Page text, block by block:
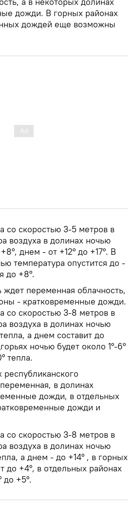
дожди. В горных районах
дождей еще возможны
со скоростью 3-5 метров в
воздуха в долинах ночью
днем ​​- от +12° до +17°. В
температура опустится до -
до ​​+8°.
ждет переменная облачность,
- кратковременные дожди.
со скоростью 3-8 метров в
воздуха в долинах ночью
а днем ​​составит до
ночью будет около 1°-6°
тепла.
республиканского
в долинах
дожди, в отдельных
дожди и
со скоростью 3-8 метров в
воздуха в долинах ночью
а днем ​​- до +14° , в горных
до +4°, в отдельных районах
до +5°.